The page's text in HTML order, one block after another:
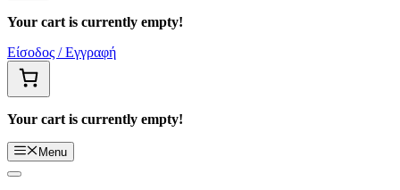
Your cart is currently empty!
Είσοδος / Εγγραφή
Your cart is currently empty!
Menu